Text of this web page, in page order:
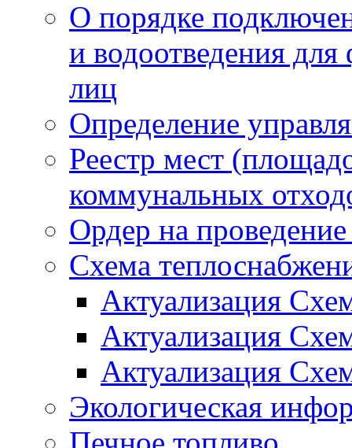
О порядке
и водоотведения
лиц
Определение
Реестр мест
коммунальных
Ордер на
Схема
Актуализация
Актуализация
Актуализация
Экологическая